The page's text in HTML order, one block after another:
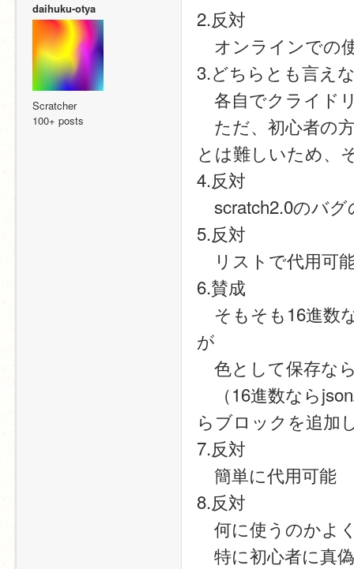
daihuku-otya
Scratcher
100+ posts
2.反対
オンラインでの
3.どちらとも言え
各自でクライド
ただ、初心者の
とは難しいため、
4.反対
scratch2.0のバグ
5.反対
リストで代用可
6.賛成
そもそも16進数
が
色として保存な
（16進数なら
らブロックを追加
7.反対
簡単に代用可能
8.反対
何に使うのかよ
特に初心者に真